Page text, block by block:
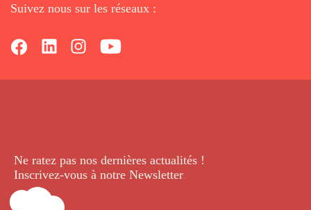
Suivez nous sur les réseaux :
Ne ratez pas nos dernières actualités !
Inscrivez-vous à notre Newsletter.